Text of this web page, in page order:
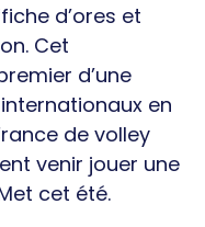
d’ores et
Cet
d’une
en
de volley
venir jouer une
cet été.